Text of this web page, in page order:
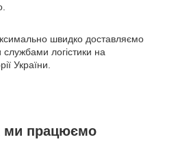
швидко доставляємо
службами логістики на
України.
ми працюємо